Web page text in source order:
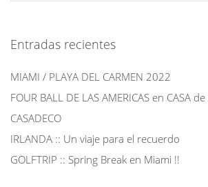
Entradas recientes
MIAMI / PLAYA DEL CARMEN 2022
FOUR BALL DE LAS AMERICAS en CASA
CASADECO
IRLANDA :: Un viaje para el recuerdo
GOLFTRIP :: Spring Break en Miami !!